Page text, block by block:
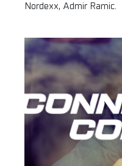
Nordexx, Admir Ramic.